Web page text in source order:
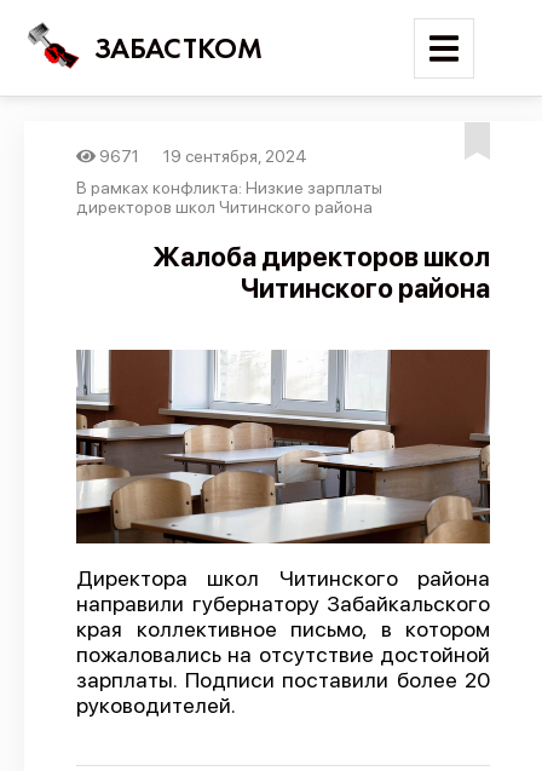
ЗАБАСТКОМ
Войти
Поиск
Новости
Трудовые конфликты
Отчеты
Предложить публикацию
Справочник
О проекте
Политика конфиденциальности
9671
19 сентября, 2024
В рамках конфликта: Низкие зарплаты
директоров школ Читинского района
Жалоба директоров школ
Читинского района
Директора школ Читинского района
направили губернатору Забайкальского
края коллективное письмо, в котором
пожаловались на отсутствие достойной
зарплаты. Подписи поставили более 20
руководителей.